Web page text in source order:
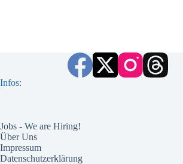
Infos:
Jobs - We are Hiring!
Über Uns
Impressum
Datenschutzerklärung